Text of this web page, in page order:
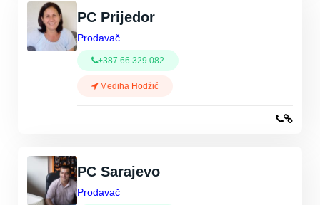
PC Prijedor
Prodavač
+387 66 329 082
Mediha Hodžić
PC Sarajevo
Prodavač